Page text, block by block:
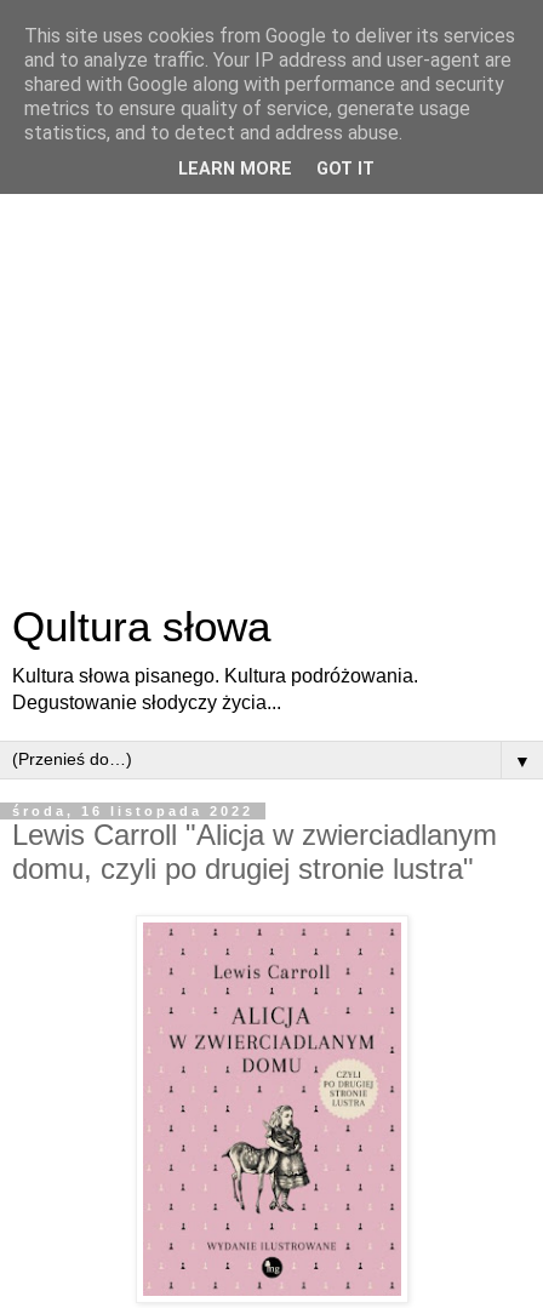
Qultura słowa
Kultura słowa pisanego. Kultura podróżowania.
Degustowanie słodyczy życia...
▼
środa, 16 listopada 2022
Lewis Carroll "Alicja w zwierciadlanym
domu, czyli po drugiej stronie lustra"
This site uses cookies from Google to deliver its services
and to analyze traffic. Your IP address and user-agent are
shared with Google along with performance and security
metrics to ensure quality of service, generate usage
statistics, and to detect and address abuse.
LEARN MORE GOT IT